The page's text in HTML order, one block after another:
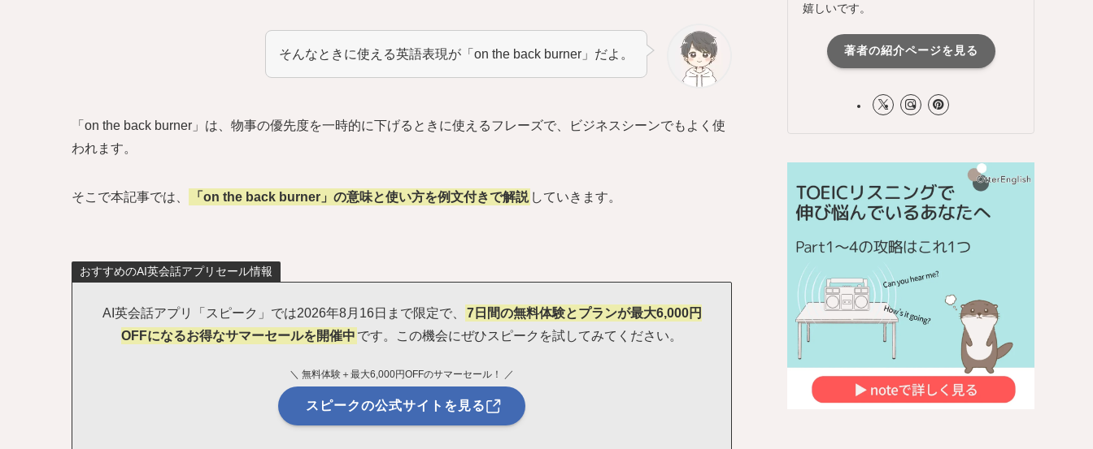
そんなときに使える英語表現が「on the back burner」だよ。
「on the back burner」は、物事の優先度を一時的に下げるときに使えるフレーズで、ビジネスシーンでもよく使
われます。
そこで本記事では、 「on the back burner」の意味と使い方を例文付きで解説 していきます。
おすすめのAI英会話アプリセール情報
AI英会話アプリ「スピーク」では2026年8月16日まで限定で、
7日間の無料体験とプランが最大6,000円
OFFになるお得なサマーセールを開催中 です。この機会にぜひスピークを試してみてください。
＼ 無料体験＋最大6,000円OFFのサマーセール！ ／
スピークの公式サイトを見る
嬉しいです。
著者の紹介ページを見る